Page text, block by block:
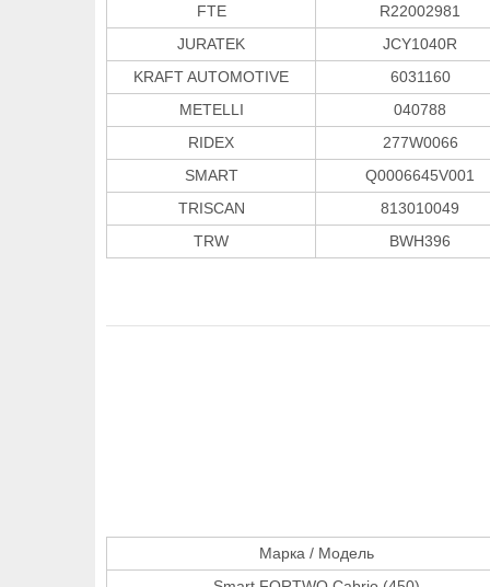
FTE
R22002981
JURATEK
JCY1040R
KRAFT AUTOMOTIVE
6031160
METELLI
040788
RIDEX
277W0066
SMART
Q0006645V001
TRISCAN
813010049
TRW
BWH396
Марка / Модель